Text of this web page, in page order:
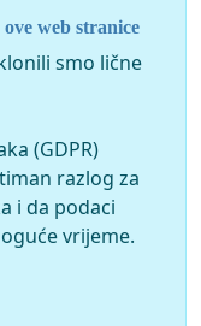
web stranice
smo lične
(GDPR)
razlog za
i da podaci
vrijeme.